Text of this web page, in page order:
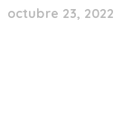
octubre 23, 2022